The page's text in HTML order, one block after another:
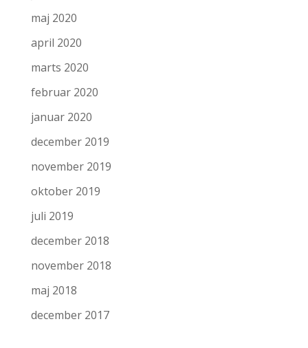
maj 2020
april 2020
marts 2020
februar 2020
januar 2020
december 2019
november 2019
oktober 2019
juli 2019
december 2018
november 2018
maj 2018
december 2017